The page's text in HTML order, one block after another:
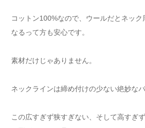
コットン100%なので、ウールだとネック
なるって方も安心です。
素材だけじゃありません。
ネックラインは締め付けの少ない絶妙なバ
この広すぎず狭すぎない、そして高すぎ